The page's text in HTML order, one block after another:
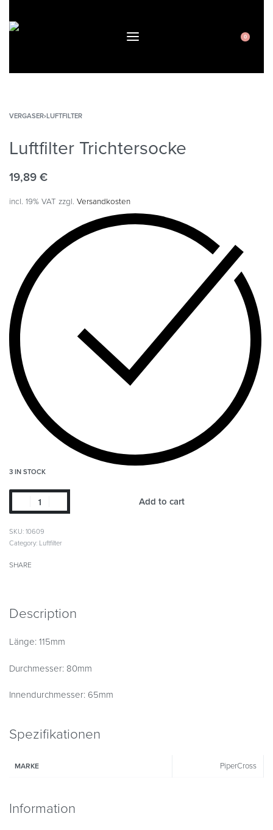
0
VERGASER›LUFTFILTER
Luftfilter Trichtersocke
19,89 €
incl. 19% VAT zzgl. Versandkosten
3 IN STOCK
Add to cart
SKU: 10609
Category: Luftfilter
SHARE
Description
Länge: 115mm
Durchmesser: 80mm
Innendurchmesser: 65mm
Spezifikationen
MARKE PiperCross
Information